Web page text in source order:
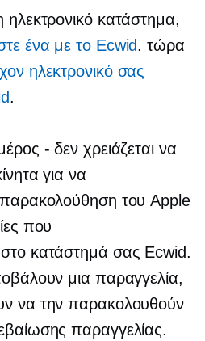
κατάστημα,
ένα με το Ecwid. τώρα
ηλεκτρονικό σας
.
- δεν χρειάζεται να
για να
παρακολούθηση του Apple
που
κατάστημά σας Ecwid.
μια παραγγελία,
να την παρακολουθούν
παραγγελίας.